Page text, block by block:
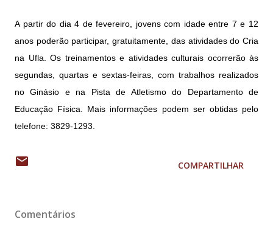
A partir do dia 4 de fevereiro, jovens com idade entre 7 e 12
anos poderão participar, gratuitamente, das atividades do Cria
na Ufla. Os treinamentos e atividades culturais ocorrerão às
segundas, quartas e sextas-feiras, com trabalhos realizados
no Ginásio e na Pista de Atletismo do Departamento de
Educação Física. Mais informações podem ser obtidas pelo
telefone: 3829-1293.
COMPARTILHAR
Comentários